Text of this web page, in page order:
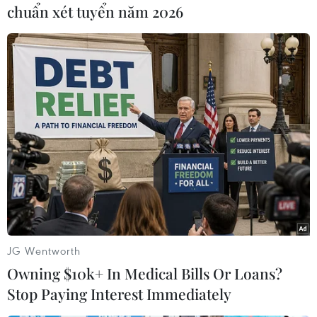
nam giữa các đội Nghệ An-Ninh Bình; Hà Nội-
Ninh Thuận; Ninh Bình-Bình Định. Giải diễn ra
từ ngày 28 đến 31/8/2013./.
Đinh Thị Hương (TTXVN)
chuẩn xét tuyển năm 2026
JG Wentworth
Owning $10k+ In Medical Bills Or Loans?
Stop Paying Interest Immediately